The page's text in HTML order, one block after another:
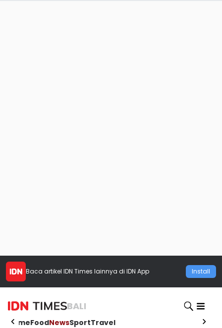
Baca artikel IDN Times lainnya di IDN App Install
BALI
HomeFoodNewsSportTravel